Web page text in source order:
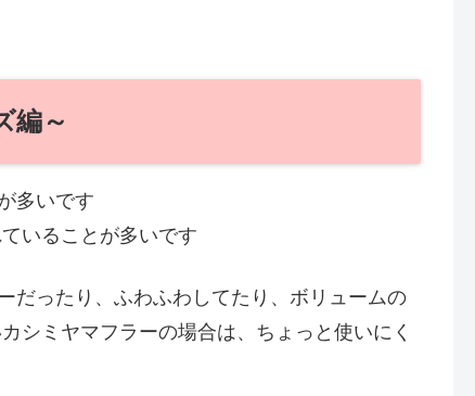
編～
多いです
いることが多いです
だったり、ふわふわしてたり、ボリュームの
シミヤマフラーの場合は、ちょっと使いにく